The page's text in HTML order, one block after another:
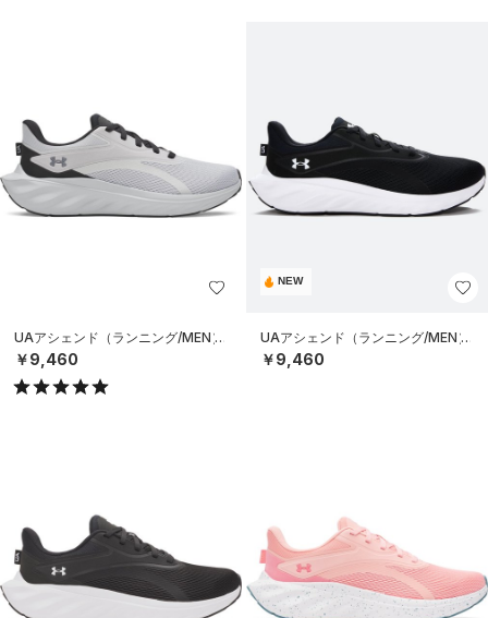
UAアシェンド（ランニング/MEN）
￥9,460
NEW
UAアシェンド（ランニング/MEN）
￥9,460